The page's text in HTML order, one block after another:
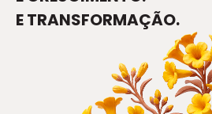
E TRANSFORMAÇÃO.